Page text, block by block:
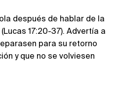
después de hablar de la
17:20-37). Advertía a
para su retorno
y que no se volviesen